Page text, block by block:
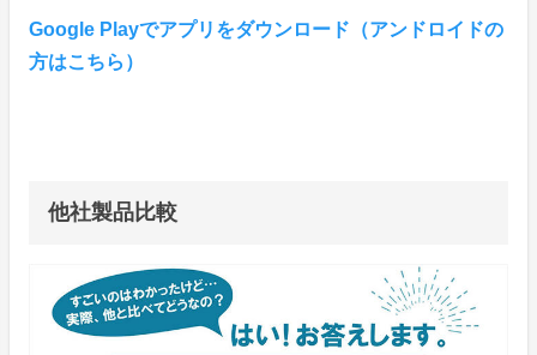
Google Playでアプリをダウンロード（アンドロイドの
方はこちら）
他社製品比較